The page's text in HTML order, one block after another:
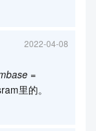
2022-04-08
=
里的。